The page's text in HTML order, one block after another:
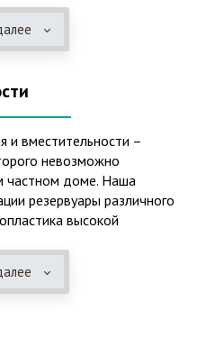
канализационных
и
грунта (даже в
отсутствие
и вместительности –
невозможно
частном доме. Наша
резервуары различного
высокой
использования –
обустройство